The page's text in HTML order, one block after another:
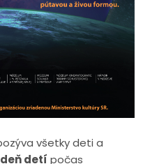
všetky deti a
detí počas